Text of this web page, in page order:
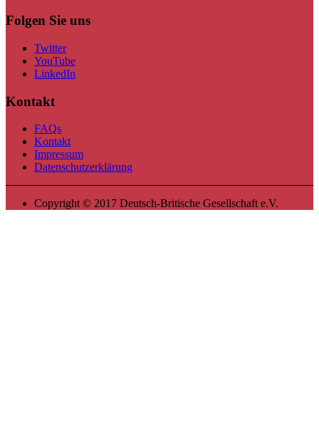
Folgen Sie uns
Twitter
YouTube
LinkedIn
Kontakt
FAQs
Kontakt
Impressum
Datenschutzerklärung
Copyright © 2017 Deutsch-Britische Gesellschaft e.V.